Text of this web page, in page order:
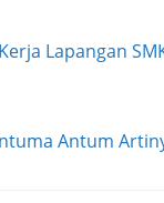
Lapangan
Antum